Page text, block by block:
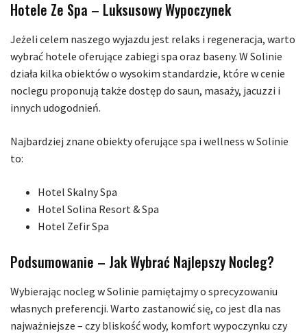
Hotele Ze Spa – Luksusowy Wypoczynek
Jeżeli celem naszego wyjazdu jest relaks i regeneracja, warto
wybrać hotele oferujące zabiegi spa oraz baseny. W Solinie
działa kilka obiektów o wysokim standardzie, które w cenie
noclegu proponują także dostęp do saun, masaży, jacuzzi i
innych udogodnień.
Najbardziej znane obiekty oferujące spa i wellness w Solinie
to:
Hotel Skalny Spa
Hotel Solina Resort & Spa
Hotel Zefir Spa
Podsumowanie – Jak Wybrać Najlepszy Nocleg?
Wybierając nocleg w Solinie pamiętajmy o sprecyzowaniu
własnych preferencji. Warto zastanowić się, co jest dla nas
najważniejsze – czy bliskość wody, komfort wypoczynku czy